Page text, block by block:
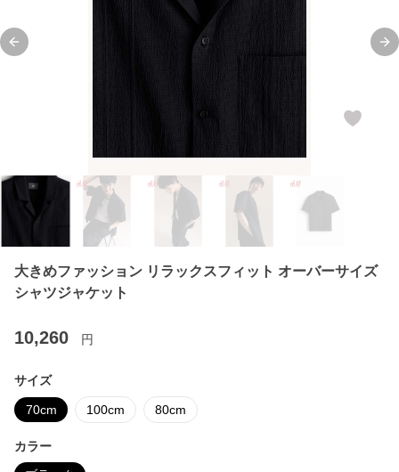
Previous slide
大きめファッション リラックスフィット オーバーサイズ
シャツジャケット
10,260 円
サイズ
70cm 100cm 80cm
カラー